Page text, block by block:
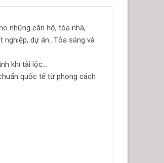
những căn hộ, tòa nhà,
nghiệp, dự án…Tỏa sáng và
khí tài lộc…
quốc tế từ phong cách